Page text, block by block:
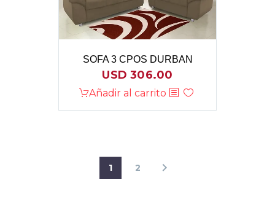
SOFA 3 CPOS DURBAN
USD306.00
Añadir al carrito
1 2